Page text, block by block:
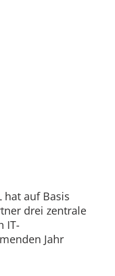
hat auf Basis
drei zentrale
IT-
Jahr